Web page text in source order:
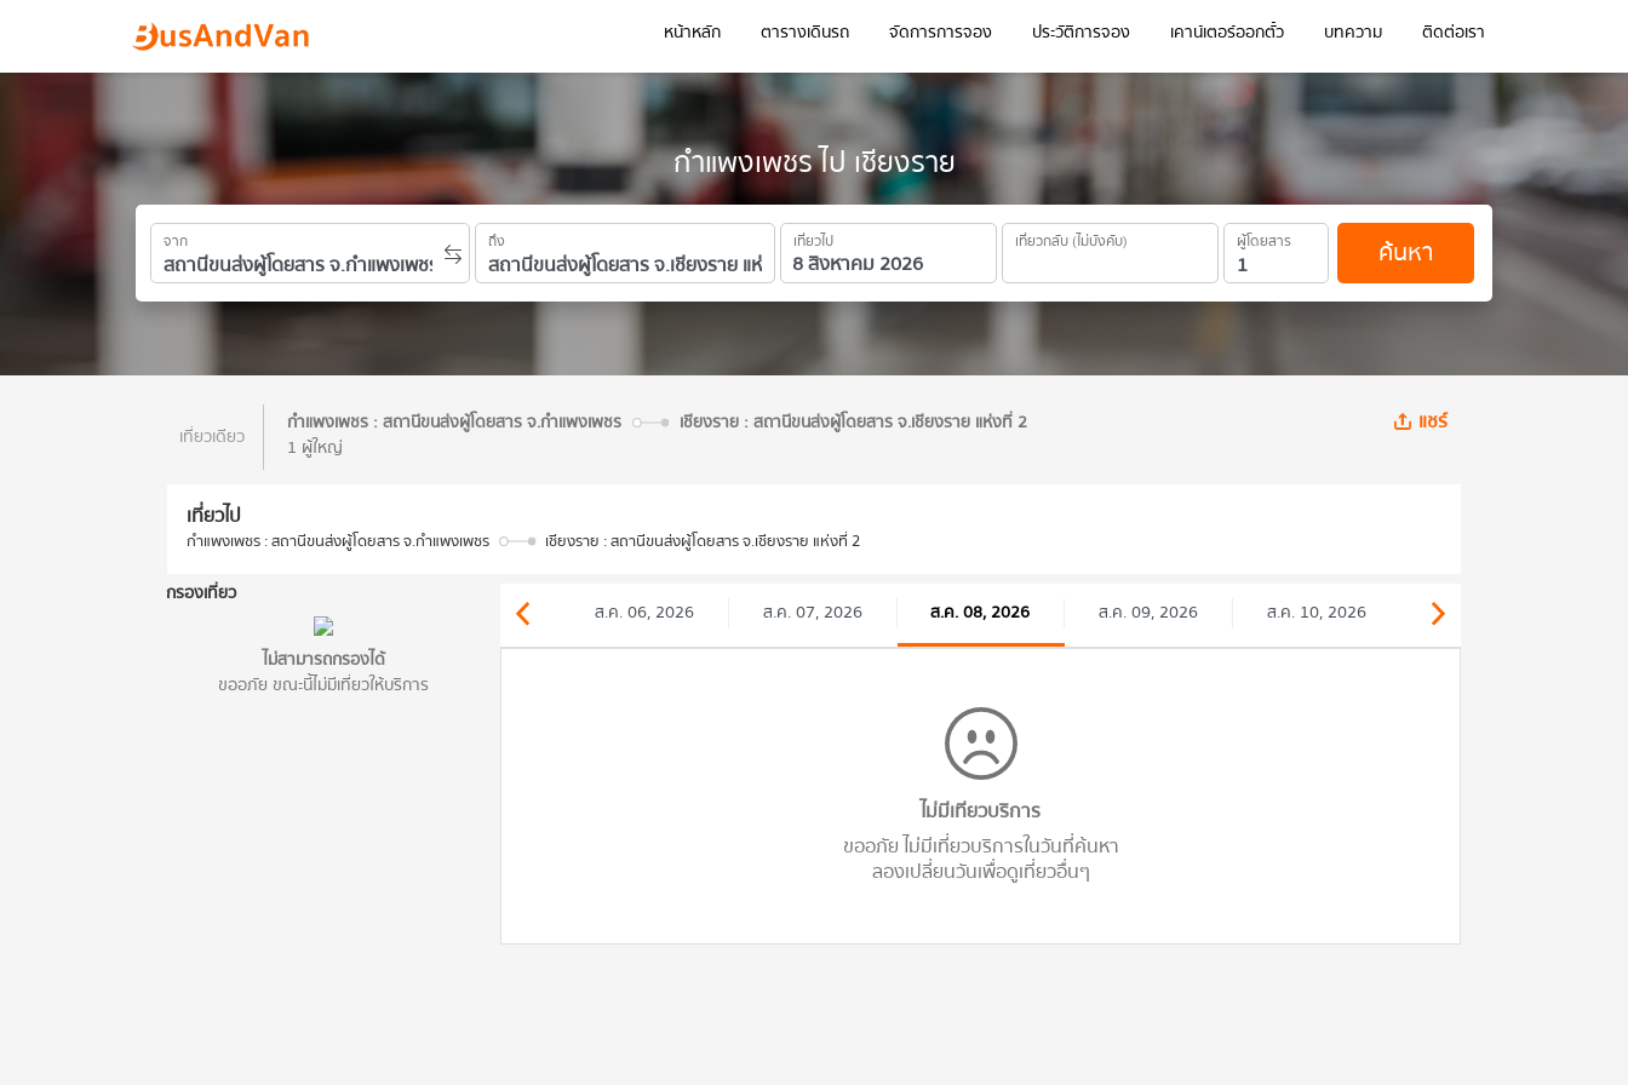
กำแพงเพชร ไป เชียงราย
จาก ถึง เที่ยวไป เที่ยวกลับ (ไม่บังคับ) ผู้โดยสาร ค้นหา
หน้าหลัก ตารางเดินรถ จัดการการจอง ประวัติการจอง เคาน์เตอร์ออกตั๋ว บทความ ติดต่อเรา
เที่ยวเดียว
กำแพงเพชร : สถานีขนส่งผู้โดยสาร จ.กำแพงเพชร
เชียงราย : สถานีขนส่งผู้โดยสาร จ.เชียงราย แห่งที่ 2
1 ผู้ใหญ่
แชร์
เที่ยวไป
กำแพงเพชร : สถานีขนส่งผู้โดยสาร จ.กำแพงเพชร เชียงราย : สถานีขนส่งผู้โดยสาร จ.เชียงราย แห่งที่ 2
กรองเที่ยว
ไม่สามารถกรองได้
ขออภัย ขณะนี้ไม่มีเที่ยวให้บริการ
ส.ค. 06, 2026 ส.ค. 07, 2026 ส.ค. 08, 2026 ส.ค. 09, 2026 ส.ค. 10, 2026
ไม่มีเทียวบริการ
ขออภัย ไม่มีเที่ยวบริการในวันที่ค้นหา
ลองเปลี่ยนวันเพื่อดูเที่ยวอื่นๆ